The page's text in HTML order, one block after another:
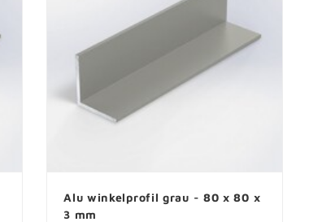
Alu winkelprofil grau - 80 x 80 x
3 mm